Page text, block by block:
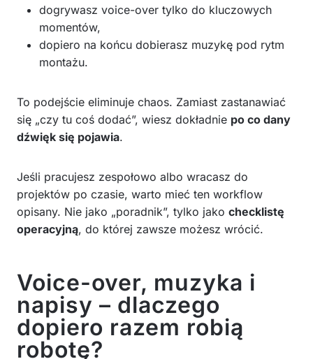
dogrywasz voice-over tylko do kluczowych
momentów,
dopiero na końcu dobierasz muzykę pod rytm
montażu.
To podejście eliminuje chaos. Zamiast zastanawiać
się „czy tu coś dodać”, wiesz dokładnie po co dany
dźwięk się pojawia.
Jeśli pracujesz zespołowo albo wracasz do
projektów po czasie, warto mieć ten workflow
opisany. Nie jako „poradnik”, tylko jako checklistę
operacyjną, do której zawsze możesz wrócić.
Voice-over, muzyka i
napisy – dlaczego
dopiero razem robią
robotę?